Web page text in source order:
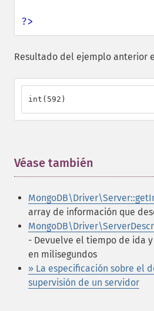
?>
Resultado del ejemplo anterior
int(592)
Véase también
array de información que
- Devuelve el tiempo de ida
en milisegundos
» La especificación sobre el
supervisión de un servidor